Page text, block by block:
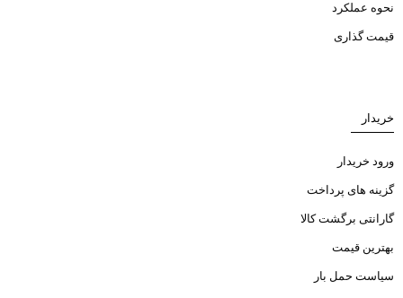
نحوه عملکرد
قیمت گذاری
خریدار
ورود خریدار
گزینه های پرداخت
گارانتی برگشت کالا
بهترین قیمت
سیاست حمل بار